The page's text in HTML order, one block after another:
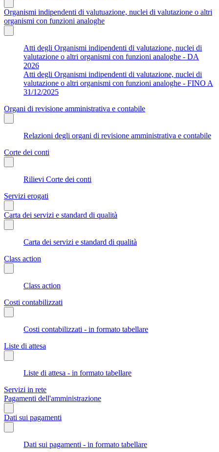
Organismi indipendenti di valutuazione, nuclei di valutazione o altri
organismi con funzioni analoghe
Atti degli Organismi indipendenti di valutazione, nuclei di
valutazione o altri organismi con funzioni analoghe - DA
2026
Atti degli Organismi indipendenti di valutazione, nuclei di
valutazione o altri organismi con funzioni analoghe - FINO A
31/12/2025
Organi di revisione amministrativa e contabile
Relazioni degli organi di revisione amministrativa e contabile
Corte dei conti
Rilievi Corte dei conti
Servizi erogati
Carta dei servizi e standard di qualità
Carta dei servizi e standard di qualità
Class action
Class action
Costi contabilizzati
Costi contabilizzati - in formato tabellare
Liste di attesa
Liste di attesa - in formato tabellare
Servizi in rete
Pagamenti dell'amministrazione
Dati sui pagamenti
Dati sui pagamenti - in formato tabellare